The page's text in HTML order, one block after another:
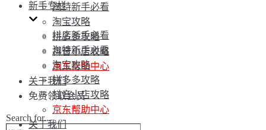
淘特新手必看
淘宝攻略
拼多多攻略
抖音小店攻略
京东帮助中心
关于我们
免费领取会员
Search for...
新手专栏
抖店新手必看
淘特新手必看
淘宝攻略
拼多多攻略
抖音小店攻略
京东帮助中心
关于我们